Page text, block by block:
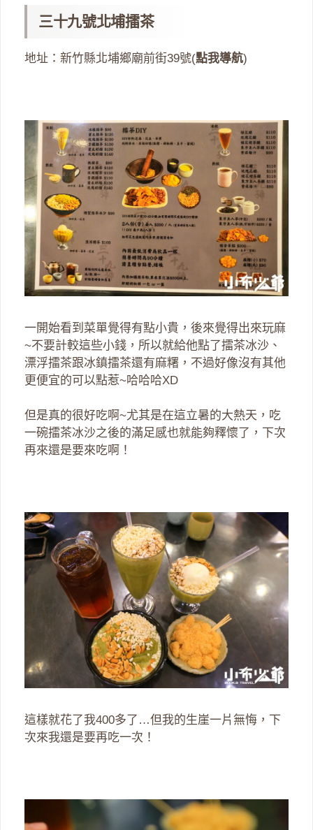
三十九號北埔擂茶
地址：新竹縣北埔鄉廟前街39號(點我導航)
一開始看到菜單覺得有點小貴，後來覺得出來玩麻
~不要計較這些小錢，所以就給他點了擂茶冰沙、
漂浮擂茶跟冰鎮擂茶還有麻糬，不過好像沒有其他
更便宜的可以點惹~哈哈哈XD
但是真的很好吃啊~尤其是在這立暑的大熱天，吃
一碗擂茶冰沙之後的滿足感也就能夠釋懷了，下次
再來還是要來吃啊！
這樣就花了我400多了…但我的生崖一片無悔，下
次來我還是要再吃一次！